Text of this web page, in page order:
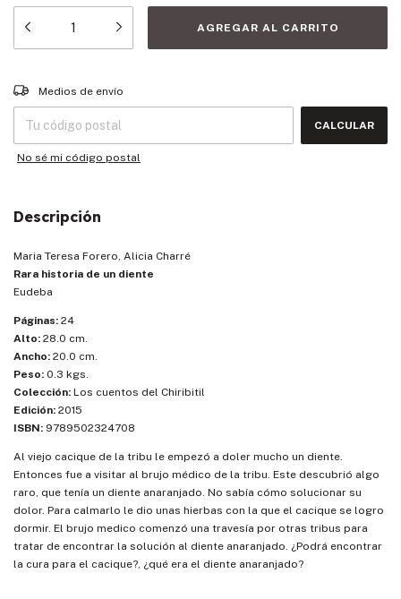
Entregas para el CP:
Medios de envío
CALCULAR
No sé mi código postal
Descripción
Maria Teresa Forero, Alicia Charré
Rara historia de un diente
Eudeba
Páginas: 24
Alto: 28.0 cm.
Ancho: 20.0 cm.
Peso: 0.3 kgs.
Colección: Los cuentos del Chiribitil
Edición: 2015
ISBN: 9789502324708
Al viejo cacique de la tribu le empezó a doler mucho un diente.
Entonces fue a visitar al brujo médico de la tribu. Este descubrió algo
raro, que tenía un diente anaranjado. No sabía cómo solucionar su
dolor. Para calmarlo le dio unas hierbas con la que el cacique se logro
dormir. El brujo medico comenzó una travesía por otras tribus para
tratar de encontrar la solución al diente anaranjado. ¿Podrá encontrar
la cura para el cacique?, ¿qué era el diente anaranjado?